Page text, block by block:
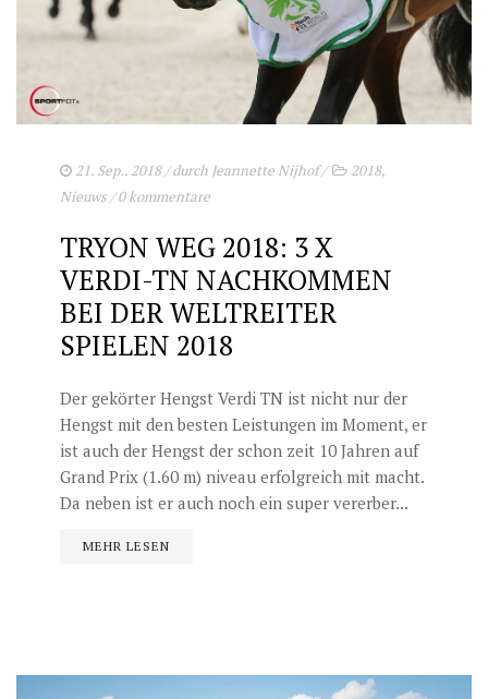
21. Sep.. 2018/ durch Jeannette Nijhof/ 2018,
Nieuws/0 kommentare
TRYON WEG 2018: 3 X
VERDI-TN NACHKOMMEN
BEI DER WELTREITER
SPIELEN 2018
Der gekörter Hengst Verdi TN ist nicht nur der
Hengst mit den besten Leistungen im Moment, er
ist auch der Hengst der schon zeit 10 Jahren auf
Grand Prix (1.60 m) niveau erfolgreich mit macht.
Da neben ist er auch noch ein super vererber...
MEHR LESEN